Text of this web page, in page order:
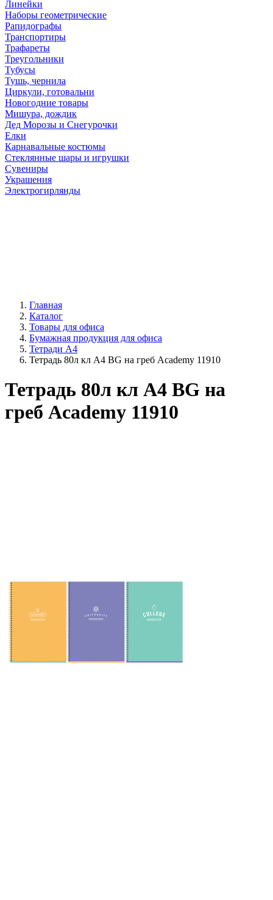
Линейки
Наборы геометрические
Рапидографы
Транспортиры
Трафареты
Треугольники
Тубусы
Тушь, чернила
Циркули, готовальни
Новогодние товары
Мишура, дождик
Дед Морозы и Снегурочки
Елки
Карнавальные костюмы
Стеклянные шары и игрушки
Сувениры
Украшения
Электрогирлянды
Главная
Каталог
Товары для офиса
Бумажная продукция для офиса
Тетради А4
Тетрадь 80л кл А4 BG на греб Academy 11910
Тетрадь 80л кл А4 BG на
греб Academy 11910